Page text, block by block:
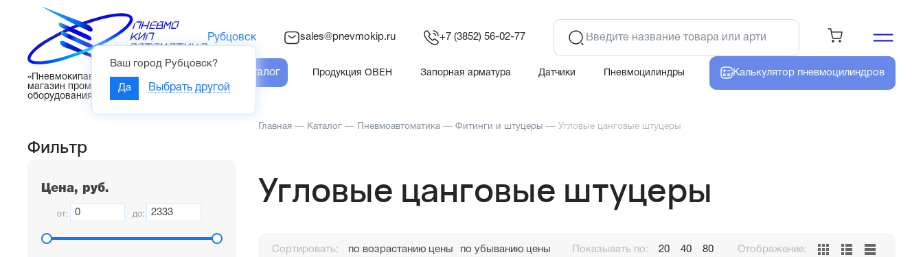
«Пневмокипавтоматика» – интернет-
магазин промышленного
оборудования
Рубцовск
Ваш город Рубцовск?
Да Выбрать другой
sales@pnevmokip.ru +7 (3852) 56-02-77
Каталог Продукция ОВЕН Запорная арматура Датчики Пневмоцилиндры Калькулятор пневмоцилиндров
Фильтр
Цена, руб.
от: до:
Главная — Каталог — Пневмоавтоматика — Фитинги и штуцеры — Угловые цанговые штуцеры
Угловые цанговые штуцеры
Сортировать: по возрастанию цены по убыванию цены Показывать по: 20 40 80 Отображение: